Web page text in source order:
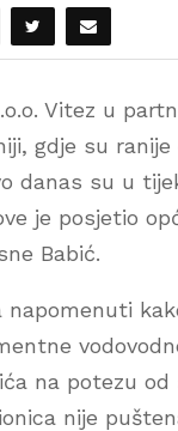
Vitez u
gdje su
danas su u
je posjetio
Babić.
napomenuti
na potezu
nije